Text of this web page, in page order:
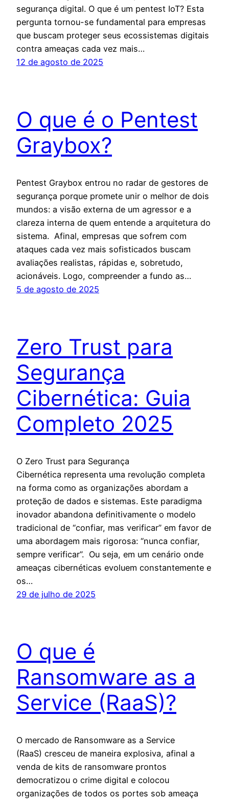
segurança digital. O que é um pentest IoT? Esta
pergunta tornou-se fundamental para empresas
que buscam proteger seus ecossistemas digitais
contra ameaças cada vez mais…
12 de agosto de 2025
O que é o Pentest
Graybox?
Pentest Graybox entrou no radar de gestores de
segurança porque promete unir o melhor de dois
mundos: a visão externa de um agressor e a
clareza interna de quem entende a arquitetura do
sistema. Afinal, empresas que sofrem com
ataques cada vez mais sofisticados buscam
avaliações realistas, rápidas e, sobretudo,
acionáveis. Logo, compreender a fundo as…
5 de agosto de 2025
Zero Trust para
Segurança
Cibernética: Guia
Completo 2025
O Zero Trust para Segurança
Cibernética representa uma revolução completa
na forma como as organizações abordam a
proteção de dados e sistemas. Este paradigma
inovador abandona definitivamente o modelo
tradicional de “confiar, mas verificar” em favor de
uma abordagem mais rigorosa: “nunca confiar,
sempre verificar”. Ou seja, em um cenário onde
ameaças cibernéticas evoluem constantemente e
os…
29 de julho de 2025
O que é
Ransomware as a
Service (RaaS)?
O mercado de Ransomware as a Service
(RaaS) cresceu de maneira explosiva, afinal a
venda de kits de ransomware prontos
democratizou o crime digital e colocou
organizações de todos os portes sob ameaça